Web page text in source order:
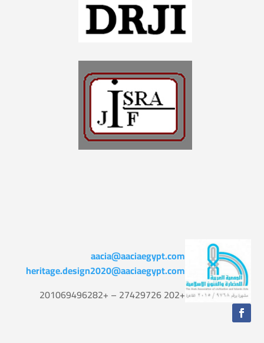
aacia@aaciaegypt.com
heritage.design2020@aaciaegypt.com
+202 27429726 – +201069496282